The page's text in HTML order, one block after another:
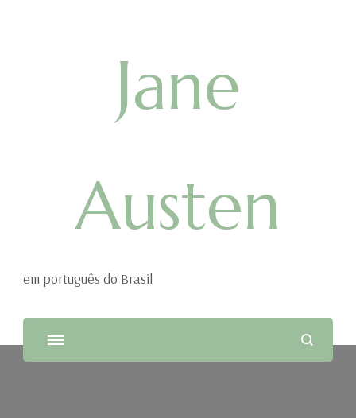
Jane
Austen
em português do Brasil